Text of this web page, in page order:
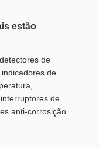
estão
de
de
de
anti-corrosição.